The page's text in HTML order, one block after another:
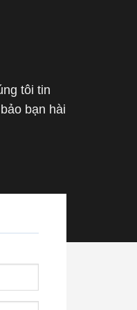
tôi tin
bạn hài